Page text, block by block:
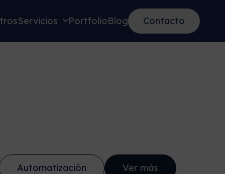
Servicios PortfolioBlog Contacto
Automatización Ver más